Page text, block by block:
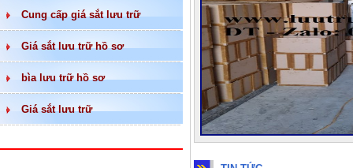
Cung cấp giá sắt lưu trữ
Giá sắt lưu trữ hồ sơ
bìa lưu trữ hồ sơ
Giá sắt lưu trữ